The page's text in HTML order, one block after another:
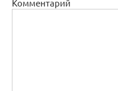
Комментарий